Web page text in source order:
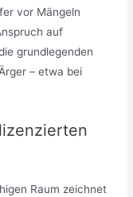
vor Mängeln
auf
grundlegenden
– etwa bei
Raum zeichnet